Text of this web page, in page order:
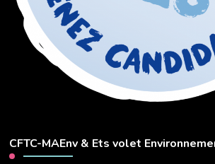
CFTC-MAEnv & Ets volet